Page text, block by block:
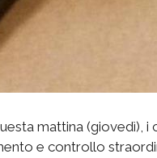
mattina (giovedì), i
e controllo